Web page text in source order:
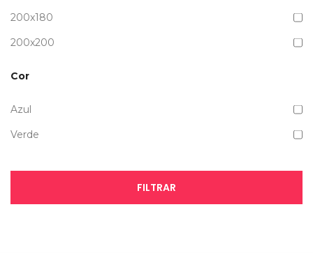
200x180
200x200
Cor
Azul
Verde
FILTRAR